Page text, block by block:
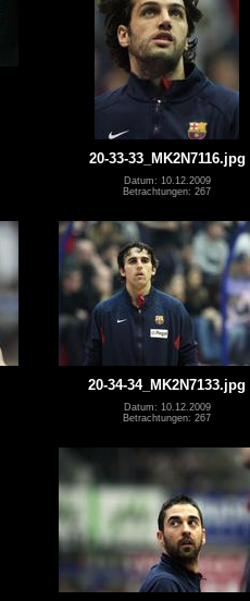
20-33-33_MK2N7116.jpg
Datum: 10.12.2009
Betrachtungen: 267
20-34-34_MK2N7133.jpg
Datum: 10.12.2009
Betrachtungen: 267